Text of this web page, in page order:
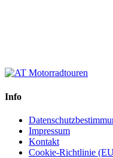
Info
Impressum
Kontakt
Cookie-Richtlinie